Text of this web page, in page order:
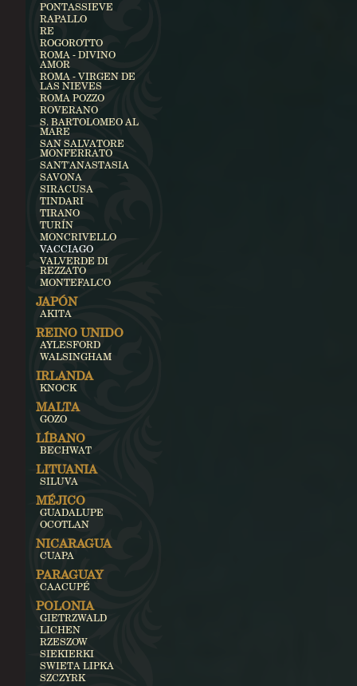
PONTASSIEVE
RAPALLO
RE
ROGOROTTO
ROMA - DIVINO
AMOR
ROMA - VIRGEN DE
LAS NIEVES
ROMA POZZO
ROVERANO
S. BARTOLOMEO AL
MARE
SAN SALVATORE
MONFERRATO
SANT'ANASTASIA
SAVONA
SIRACUSA
TINDARI
TIRANO
TURÍN
MONCRIVELLO
VACCIAGO
VALVERDE DI
REZZATO
MONTEFALCO
JAPÓN
AKITA
REINO UNIDO
AYLESFORD
WALSINGHAM
IRLANDA
KNOCK
MALTA
GOZO
LÍBANO
BECHWAT
LITUANIA
SILUVA
MÉJICO
GUADALUPE
OCOTLAN
NICARAGUA
CUAPA
PARAGUAY
CAACUPÉ
POLONIA
GIETRZWALD
LICHEN
RZESZOW
SIEKIERKI
SWIETA LIPKA
SZCZYRK